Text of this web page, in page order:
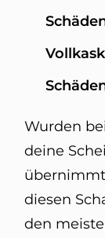
Wurden
deine
diesen
den